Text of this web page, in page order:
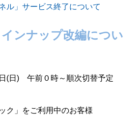
ル」サービス終了について
ンナップ改編につい
(日) 午前０時～順次切替予定
ク」をご利用中のお客様